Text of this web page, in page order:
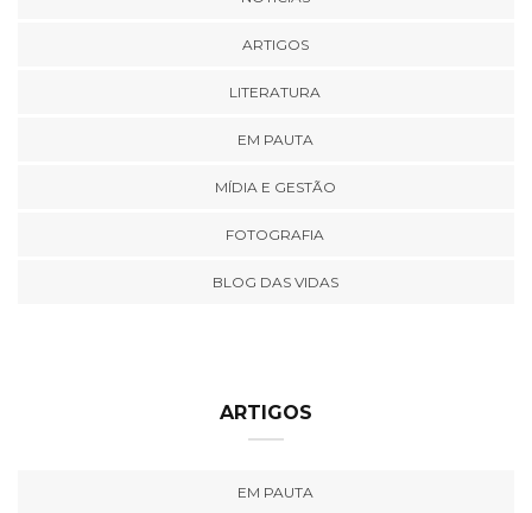
ARTIGOS
LITERATURA
EM PAUTA
MÍDIA E GESTÃO
FOTOGRAFIA
BLOG DAS VIDAS
ARTIGOS
EM PAUTA